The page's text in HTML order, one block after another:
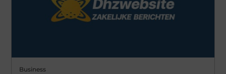
Business